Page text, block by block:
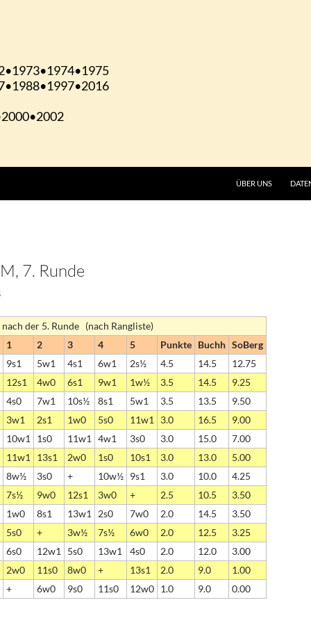
ÜBER UNS
7. Runde
der 5. Runde (nach Rangliste)
1 2 3 4 5 Punkte Buchh SoBerg
9s1 5w1 4s1 6w1 2s½ 4.5 14.5
12.75
12s1 4w0 6s1 9w1 1w½ 3.5 14.5
9.25
4s0 7w1 10s½ 8s1 5w1 3.5 13.5
9.50
3w1 2s1 1w0 5s0 11w1 3.0 16.5
9.00
10w1 1s0 11w1 4w1 3s0 3.0 15.0
7.00
11w1 13s1 2w0 1s0 10s1 3.0 13.0
5.00
8w½ 3s0 + 10w½ 9s1 3.0 10.0
4.25
7s½ 9w0 12s1 3w0 + 2.5 10.5
3.50
1w0 8s1 13w1 2s0 7w0 2.0 14.5
3.50
5s0 + 3w½ 7s½ 6w0 2.0 12.5
3.25
6s0 12w1 5s0 13w1 4s0 2.0 12.0
3.00
2w0 11s0 8w0 + 13s1 2.0 9.0
1.00
+ 6w0 9s0 11s0 12w0 1.0 9.0 0.00